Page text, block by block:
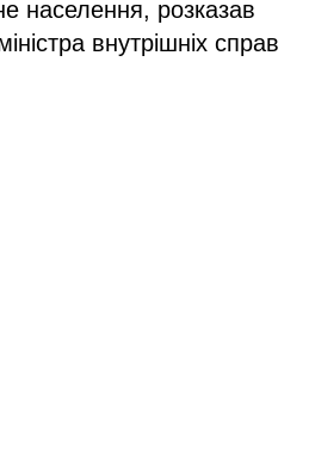
населення, розказав
внутрішніх справ